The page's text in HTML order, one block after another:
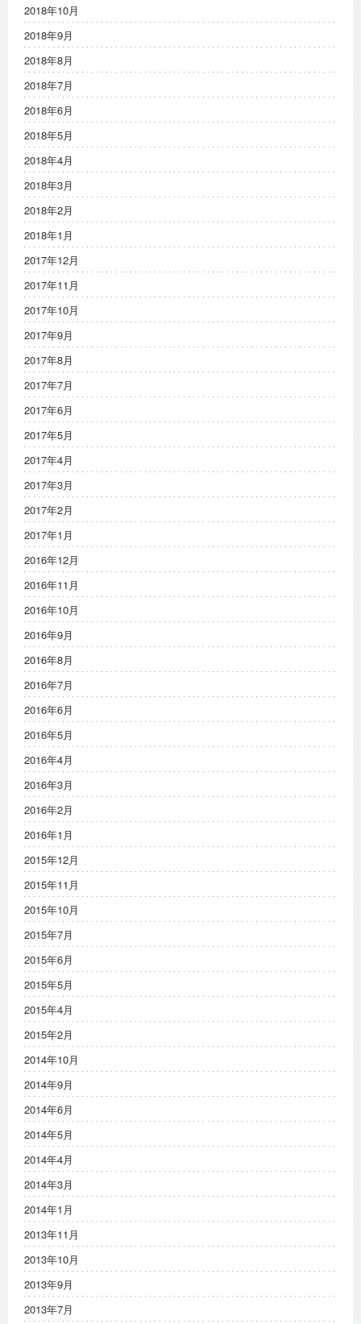
2018年10月
2018年9月
2018年8月
2018年7月
2018年6月
2018年5月
2018年4月
2018年3月
2018年2月
2018年1月
2017年12月
2017年11月
2017年10月
2017年9月
2017年8月
2017年7月
2017年6月
2017年5月
2017年4月
2017年3月
2017年2月
2017年1月
2016年12月
2016年11月
2016年10月
2016年9月
2016年8月
2016年7月
2016年6月
2016年5月
2016年4月
2016年3月
2016年2月
2016年1月
2015年12月
2015年11月
2015年10月
2015年7月
2015年6月
2015年5月
2015年4月
2015年2月
2014年10月
2014年9月
2014年6月
2014年5月
2014年4月
2014年3月
2014年1月
2013年11月
2013年10月
2013年9月
2013年7月